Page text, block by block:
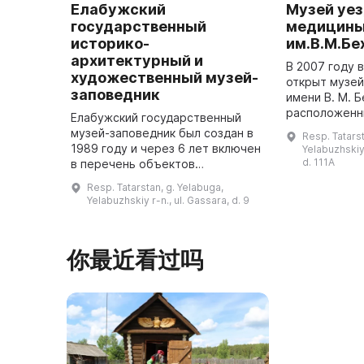
Елабужский
государственный
историко-
архитектурный и
художественный музей-
заповедник
Елабужский государственный
музей-заповедник был создан в
1989 году и через 6 лет включен
в перечень объектов
наследия федерального
значения. В музее хранятся 75
Resp. Tatarstan, g. Yelabuga,
Yelabuzhskiy r-n., ul. Gassara, d. 9
Музей
В 2007 году
открыт
имени В. М.
Экспозиция
Resp.
d. 111A
你最近看过吗